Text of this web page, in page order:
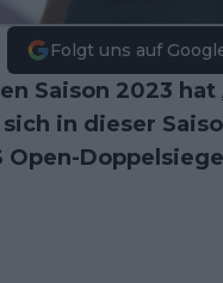
Folgt uns auf
Saison 2023 hat
in dieser
Open-